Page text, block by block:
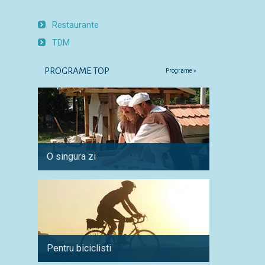
Restaurante
TDM
PROGRAME TOP Programe »
O singura zi
Pentru biciclisti